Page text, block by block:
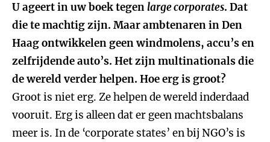
U ageert in uw boek tegenlarge corporates. Dat
die te machtig zijn. Maar ambtenaren in Den
Haag ontwikkelen geen windmolens, accu’s en
zelfrijdende auto’s. Het zijn multinationals die
de wereld verder helpen. Hoe erg is groot?
Groot is niet erg. Ze helpen de wereld inderdaad
vooruit. Erg is alleen dat er geen machtsbalans
meer is. In de ‘corporate states’ en bij NGO’s is